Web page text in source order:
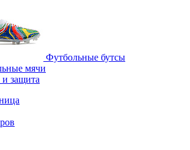
Футбольные бутсы
мячи
защита